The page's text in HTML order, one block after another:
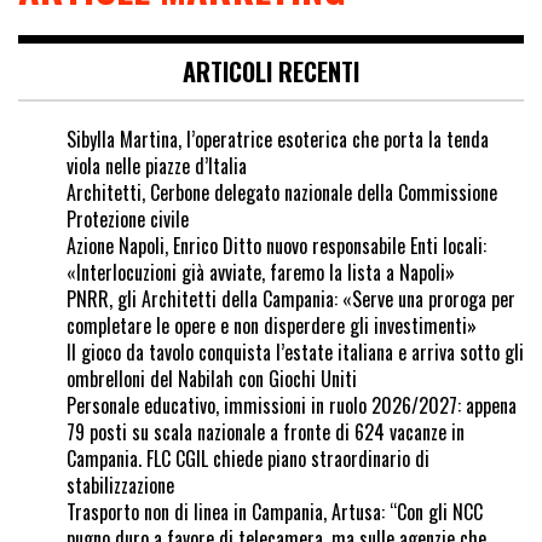
ARTICOLI RECENTI
Sibylla Martina, l’operatrice esoterica che porta la tenda
viola nelle piazze d’Italia
Architetti, Cerbone delegato nazionale della Commissione
Protezione civile
Azione Napoli, Enrico Ditto nuovo responsabile Enti locali:
«Interlocuzioni già avviate, faremo la lista a Napoli»
PNRR, gli Architetti della Campania: «Serve una proroga per
completare le opere e non disperdere gli investimenti»
Il gioco da tavolo conquista l’estate italiana e arriva sotto gli
ombrelloni del Nabilah con Giochi Uniti
Personale educativo, immissioni in ruolo 2026/2027: appena
79 posti su scala nazionale a fronte di 624 vacanze in
Campania. FLC CGIL chiede piano straordinario di
stabilizzazione
Trasporto non di linea in Campania, Artusa: “Con gli NCC